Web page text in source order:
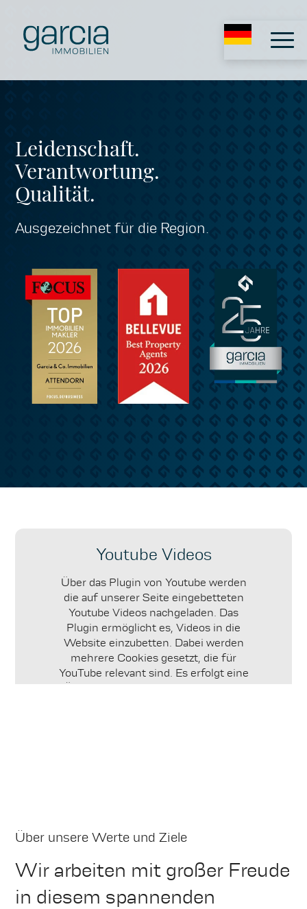
Leidenschaft.
Verantwortung.
Qualität.
Ausgezeichnet für die Region.
Youtube Videos
Über das Plugin von Youtube werden
die auf unserer Seite eingebetteten
Youtube Videos nachgeladen. Das
Plugin ermöglicht es, Videos in die
Website einzubetten. Dabei werden
mehrere Cookies gesetzt, die für
YouTube relevant sind. Es erfolgt eine
Werbemaßnahmen messen. Dabei
gesetzt, die für Google Ads relevant
sind. Es erfolgt eine Übertragung Ihrer
IP-Adresse in die USA.
Über unsere Werte und Ziele
Wir arbeiten mit großer Freude
in diesem spannenden